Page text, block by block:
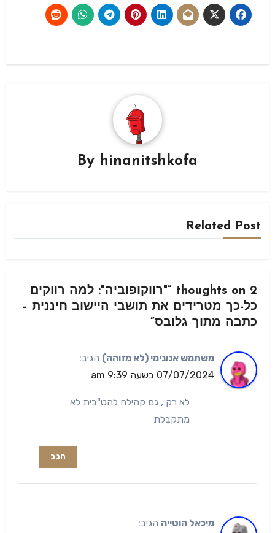
By hinanitshkofa
Related Post
2 thoughts on “"רווקופוביה": למה רווקים
כל-כך מטרידים את תושבי היישוב חיננית –
כתבה מתוך גלובס”
משתמש אנונימי (לא מזוהה) הגיב:
07/07/2024 בשעה 9:39 am
לא רק , גם קהילה להט"בית לא
מתקבלת
הגב
מיכאל הוטייה הגיב: